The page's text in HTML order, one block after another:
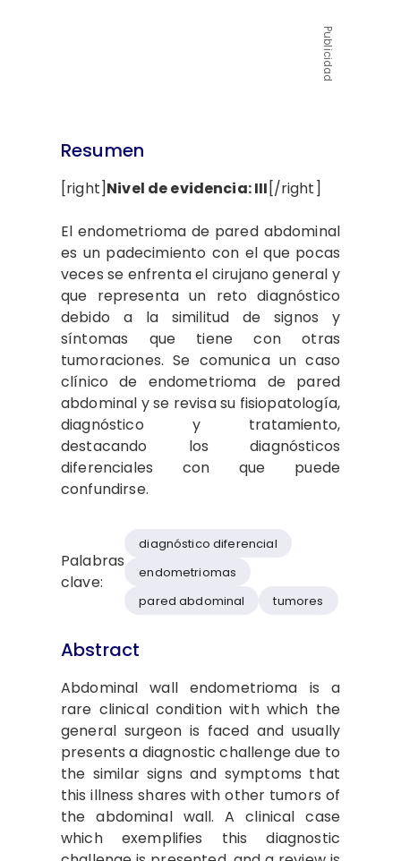
Publicidad
Resumen
[right]Nivel de evidencia: III [/right]
El endometrioma de pared abdominal
es un padecimiento con el que pocas
veces se enfrenta el cirujano general y
que representa un reto diagnóstico
debido a la similitud de signos y
síntomas que tiene con otras
tumoraciones. Se comunica un caso
clínico de endometrioma de pared
abdominal y se revisa su fisiopatología,
diagnóstico y tratamiento,
destacando los diagnósticos
diferenciales con que puede
confundirse.
Palabras
clave:
diagnóstico diferencial
endometriomas
pared abdominal
tumores
Abstract
Abdominal wall endometrioma is a
rare clinical condition with which the
general surgeon is faced and usually
presents a diagnostic challenge due to
the similar signs and symptoms that
this illness shares with other tumors of
the abdominal wall. A clinical case
which exemplifies this diagnostic